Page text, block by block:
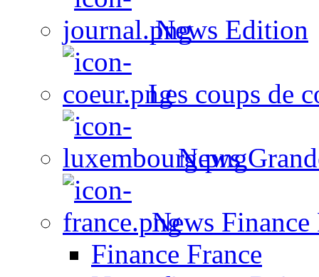
News Edition
Les coups de
News
News Finance
Finance France